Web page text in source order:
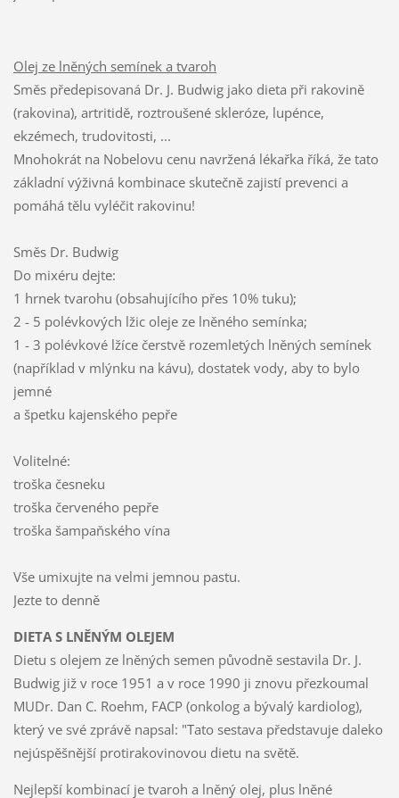
Olej ze lněných semínek a tvaroh
Směs předepisovaná Dr. J. Budwig jako dieta při rakovině
(rakovina), artritidě, roztroušené skleróze, lupénce,
ekzémech, trudovitosti, ...
Mnohokrát na Nobelovu cenu navržená lékařka říká, že tato
základní výživná kombinace skutečně zajistí prevenci a
pomáhá tělu vyléčit rakovinu!
Směs Dr. Budwig
Do mixéru dejte:
1 hrnek tvarohu (obsahujícího přes 10% tuku);
2 - 5 polévkových lžic oleje ze lněného semínka;
1 - 3 polévkové lžíce čerstvě rozemletých lněných semínek
(například v mlýnku na kávu), dostatek vody, aby to bylo
jemné
a špetku kajenského pepře
Volitelné:
troška česneku
troška červeného pepře
troška šampaňského vína
Vše umixujte na velmi jemnou pastu.
Jezte to denně
DIETA S LNĚNÝM OLEJEM
Dietu s olejem ze lněných semen původně sestavila Dr. J.
Budwig již v roce 1951 a v roce 1990 ji znovu přezkoumal
MUDr. Dan C. Roehm, FACP (onkolog a bývalý kardiolog),
který ve své zprávě napsal: "Tato sestava představuje daleko
nejúspěšnější protirakovinovou dietu na světě.
Nejlepší kombinací je tvaroh a lněný olej, plus lněné